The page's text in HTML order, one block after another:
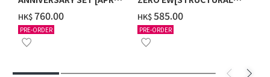
2027 DELIVERY]
HK$‌760.00
PRE-ORDER
COATING/BLACK] [2026年
12月發送]
HK$‌585.00
PRE-ORDER